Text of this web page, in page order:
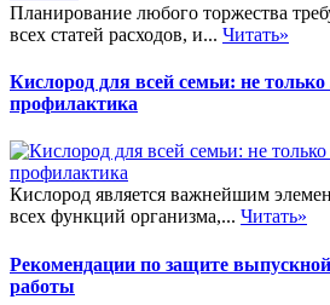
Планирование любого торжества
всех статей расходов, и... Читать»
Кислород для всей семьи: не только
профилактика
Кислород является важнейшим
всех функций организма,... Читать»
Рекомендации по защите
работы